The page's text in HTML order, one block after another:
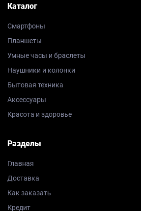
Каталог
Смартфоны
Планшеты
Умные часы и браслеты
Наушники и колонки
Бытовая техника
Аксессуары
Красота и здоровье
Разделы
Главная
Доставка
Как заказать
Кредит